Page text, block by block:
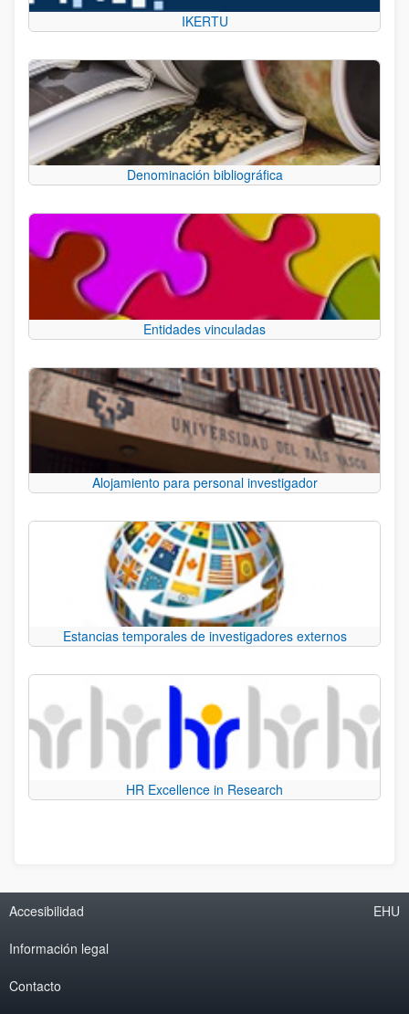
IKERTU
Denominación bibliográfica
Entidades vinculadas
Alojamiento para personal investigador
Estancias temporales de investigadores externos
HR Excellence in Research
Accesibilidad
Información legal
Contacto
EHU